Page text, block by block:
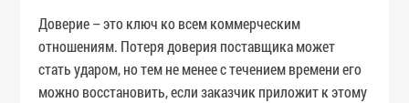
Доверие – это ключ ко всем коммерческим
отношениям. Потеря доверия поставщика может
стать ударом, но тем не менее с течением времени его
можно восстановить, если заказчик приложит к этому